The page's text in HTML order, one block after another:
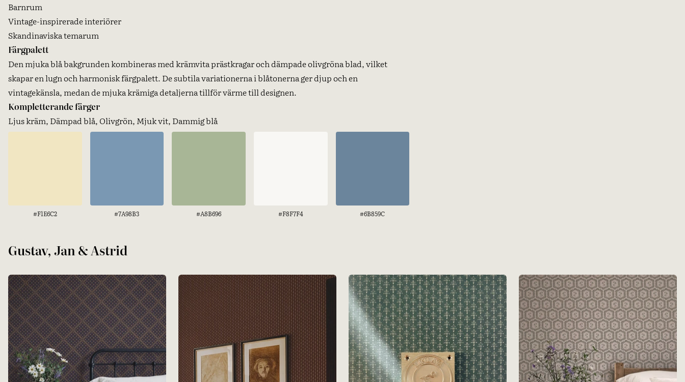
Barnrum
Vintage-inspirerade interiörer
Skandinaviska temarum
Färgpalett
Den mjuka blå bakgrunden kombineras med krämvita prästkragar och dämpade olivgröna blad, vilket
skapar en lugn och harmonisk färgpalett. De subtila variationerna i blåtonerna ger djup och en
vintagekänsla, medan de mjuka krämiga detaljerna tillför värme till designen.
Kompletterande färger
Ljus kräm, Dämpad blå, Olivgrön, Mjuk vit, Dammig blå
#F1E6C2 #7A98B3 #A8B696 #F8F7F4 #6B859C
Gustav, Jan & Astrid